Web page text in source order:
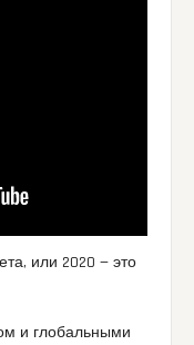
или 2020 — это
и глобальными